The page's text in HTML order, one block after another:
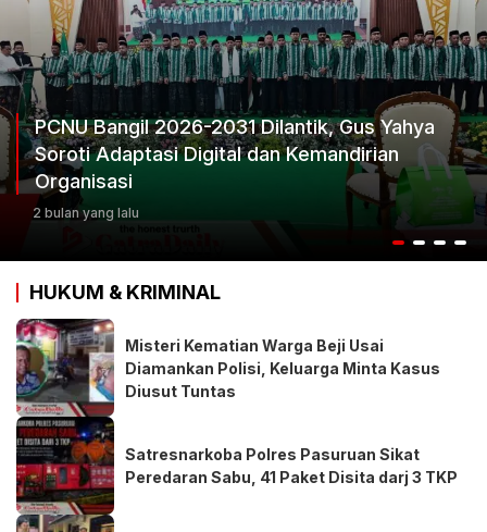
2026-2031 Dilantik, Gus Yahya
Digital dan Kemandirian
3 bulan
HUKUM & KRIMINAL
Misteri Kematian Warga Beji Usai
Diamankan Polisi, Keluarga Minta Kasus
Diusut Tuntas
Satresnarkoba Polres Pasuruan Sikat
Peredaran Sabu, 41 Paket Disita darj 3 TKP